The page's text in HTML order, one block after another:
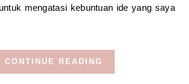
mengatasi kebuntuan ide yang saya
CONTINUE READING